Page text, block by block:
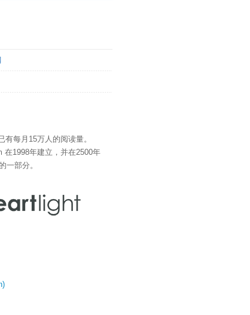
每月15万人的阅读量。
在1998年建立，并在2500年
一部分。